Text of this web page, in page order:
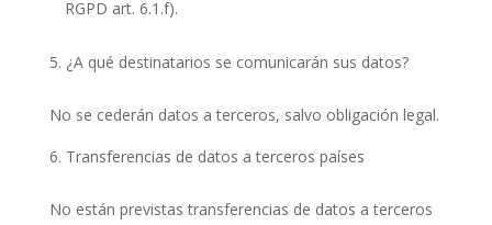
RGPD art. 6.1.f).
¿A qué destinatarios se comunicarán sus datos?
No se cederán datos a terceros, salvo obligación legal.
Transferencias de datos a terceros países
No están previstas transferencias de datos a terceros